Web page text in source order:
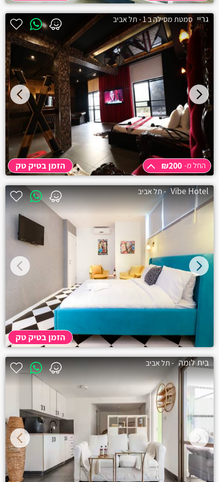
החל מ-
₪150
שעה
₪150
שעתיים
₪200
₪250
תוספת שעה
₪50
חצי יום לילה
₪350
גריי סמטת מסילה ב 1 - תל אביב
החל מ-
₪200
שעה
₪200
שעתיים
₪200
₪200
תוספת שעה
₪50
₪450
הזמן בטיק טק החל מ- ₪200
Vibe Hotel - תל אביב
הזמן בטיק טק
בית לומה - תל אביב